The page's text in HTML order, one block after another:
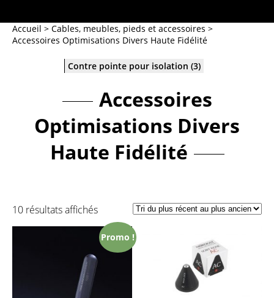
Accueil > Cables, meubles, pieds et accessoires >
Accessoires Optimisations Divers Haute Fidélité
Contre pointe pour isolation (3)
Accessoires
Optimisations Divers
Haute Fidélité
10 résultats affichés
Promo !